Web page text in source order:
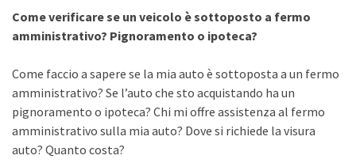
Come verificare se un veicolo è sottoposto a fermo
amministrativo? Pignoramento o ipoteca?
Come faccio a sapere se la mia auto è sottoposta a un fermo
amministrativo? Se l’auto che sto acquistando ha un
pignoramento o ipoteca? Chi mi offre assistenza al fermo
amministrativo sulla mia auto? Dove si richiede la visura
auto? Quanto costa?